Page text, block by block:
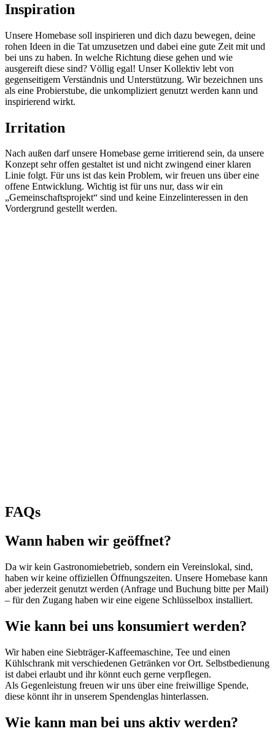
Inspiration
Unsere Homebase soll inspirieren und dich dazu bewegen, deine
rohen Ideen in die Tat umzusetzen und dabei eine gute Zeit mit und
bei uns zu haben. In welche Richtung diese gehen und wie
ausgereift diese sind? Völlig egal! Unser Kollektiv lebt von
gegenseitigem Verständnis und Unterstützung. Wir bezeichnen uns
als eine Probierstube, die unkompliziert genutzt werden kann und
inspirierend wirkt.
Irritation
Nach außen darf unsere Homebase gerne irritierend sein, da unsere
Konzept sehr offen gestaltet ist und nicht zwingend einer klaren
Linie folgt. Für uns ist das kein Problem, wir freuen uns über eine
offene Entwicklung. Wichtig ist für uns nur, dass wir ein
„Gemeinschaftsprojekt“ sind und keine Einzelinteressen in den
Vordergrund gestellt werden.
FAQs
Wann haben wir geöffnet?
Da wir kein Gastronomiebetrieb, sondern ein Vereinslokal, sind,
haben wir keine offiziellen Öffnungszeiten. Unsere Homebase kann
aber jederzeit genutzt werden (Anfrage und Buchung bitte per Mail)
– für den Zugang haben wir eine eigene Schlüsselbox installiert.
Wie kann bei uns konsumiert werden?
Wir haben eine Siebträger-Kaffeemaschine, Tee und einen
Kühlschrank mit verschiedenen Getränken vor Ort. Selbstbedienung
ist dabei erlaubt und ihr könnt euch gerne verpflegen.
Als Gegenleistung freuen wir uns über eine freiwillige Spende,
diese könnt ihr in unserem Spendenglas hinterlassen.
Wie kann man bei uns aktiv werden?